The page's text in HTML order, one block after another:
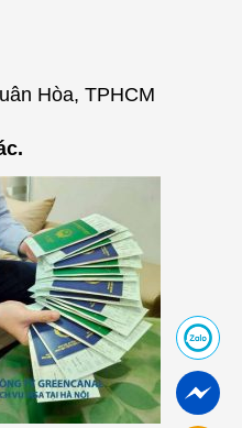
Hòa, TPHCM